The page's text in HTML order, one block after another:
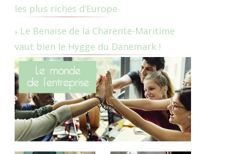
les plus riches d’Europe
Le Benaise de la Charente-Maritime
vaut bien le Hygge du Danemark !